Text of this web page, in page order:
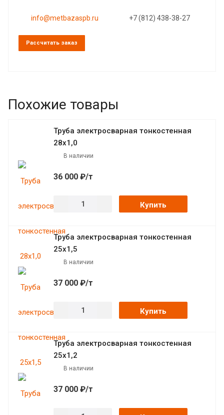
info@metbazaspb.ru +7 (812) 438-38-27
Рассчитать заказ
Похожие товары
Труба электросварная тонкостенная
28х1,0
В наличии
36 000 ₽/т
Купить
Труба электросварная тонкостенная
25х1,5
В наличии
37 000 ₽/т
Купить
Труба электросварная тонкостенная
25х1,2
В наличии
37 000 ₽/т